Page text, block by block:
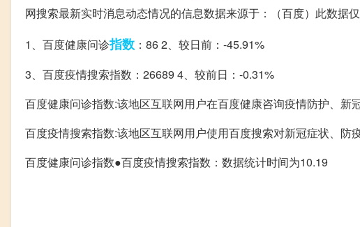
网搜索最新实时消息动态情况的信息数据来源于：（百度）此数据仅
1、百度健康问诊指数 ：86 2、较日前：-45.91%
3、百度疫情搜索指数：26689 4、较前日：-0.31%
百度健康问诊指数:该地区互联网用户在百度健康咨询疫情防护、新
百度疫情搜索指数:该地区互联网用户使用百度搜索对新冠症状、防
百度健康问诊指数●百度疫情搜索指数：数据统计时间为10.19